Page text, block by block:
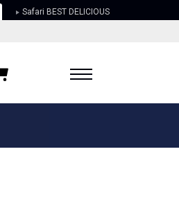
Safari BEST DELICIOUS
入りブランド